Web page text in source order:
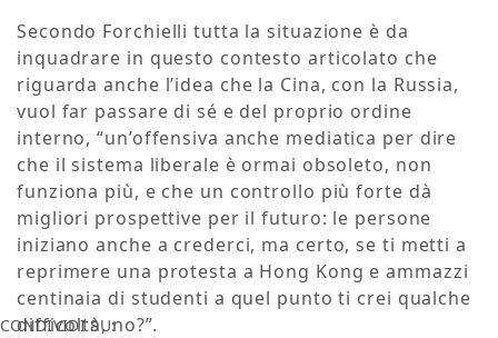
Secondo Forchielli tutta la situazione è da
inquadrare in questo contesto articolato che
riguarda anche l’idea che la Cina, con la Russia,
vuol far passare di sé e del proprio ordine
interno, “un’offensiva anche mediatica per dire
che il sistema liberale è ormai obsoleto, non
funziona più, e che un controllo più forte dà
migliori prospettive per il futuro: le persone
iniziano anche a crederci, ma certo, se ti metti a
reprimere una protesta a Hong Kong e ammazzi
centinaia di studenti a quel punto ti crei qualche
difficoltà, no?”.
CONDIVIDI SU: